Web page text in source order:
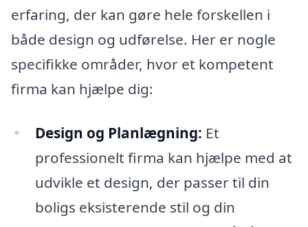
erfaring, der kan gøre hele forskellen i
både design og udførelse. Her er nogle
specifikke områder, hvor et kompetent
firma kan hjælpe dig:
Design og Planlægning: Et
professionelt firma kan hjælpe med at
udvikle et design, der passer til din
boligs eksisterende stil og din